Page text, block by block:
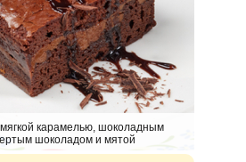
карамелью, шоколадным
шоколадом и мятой